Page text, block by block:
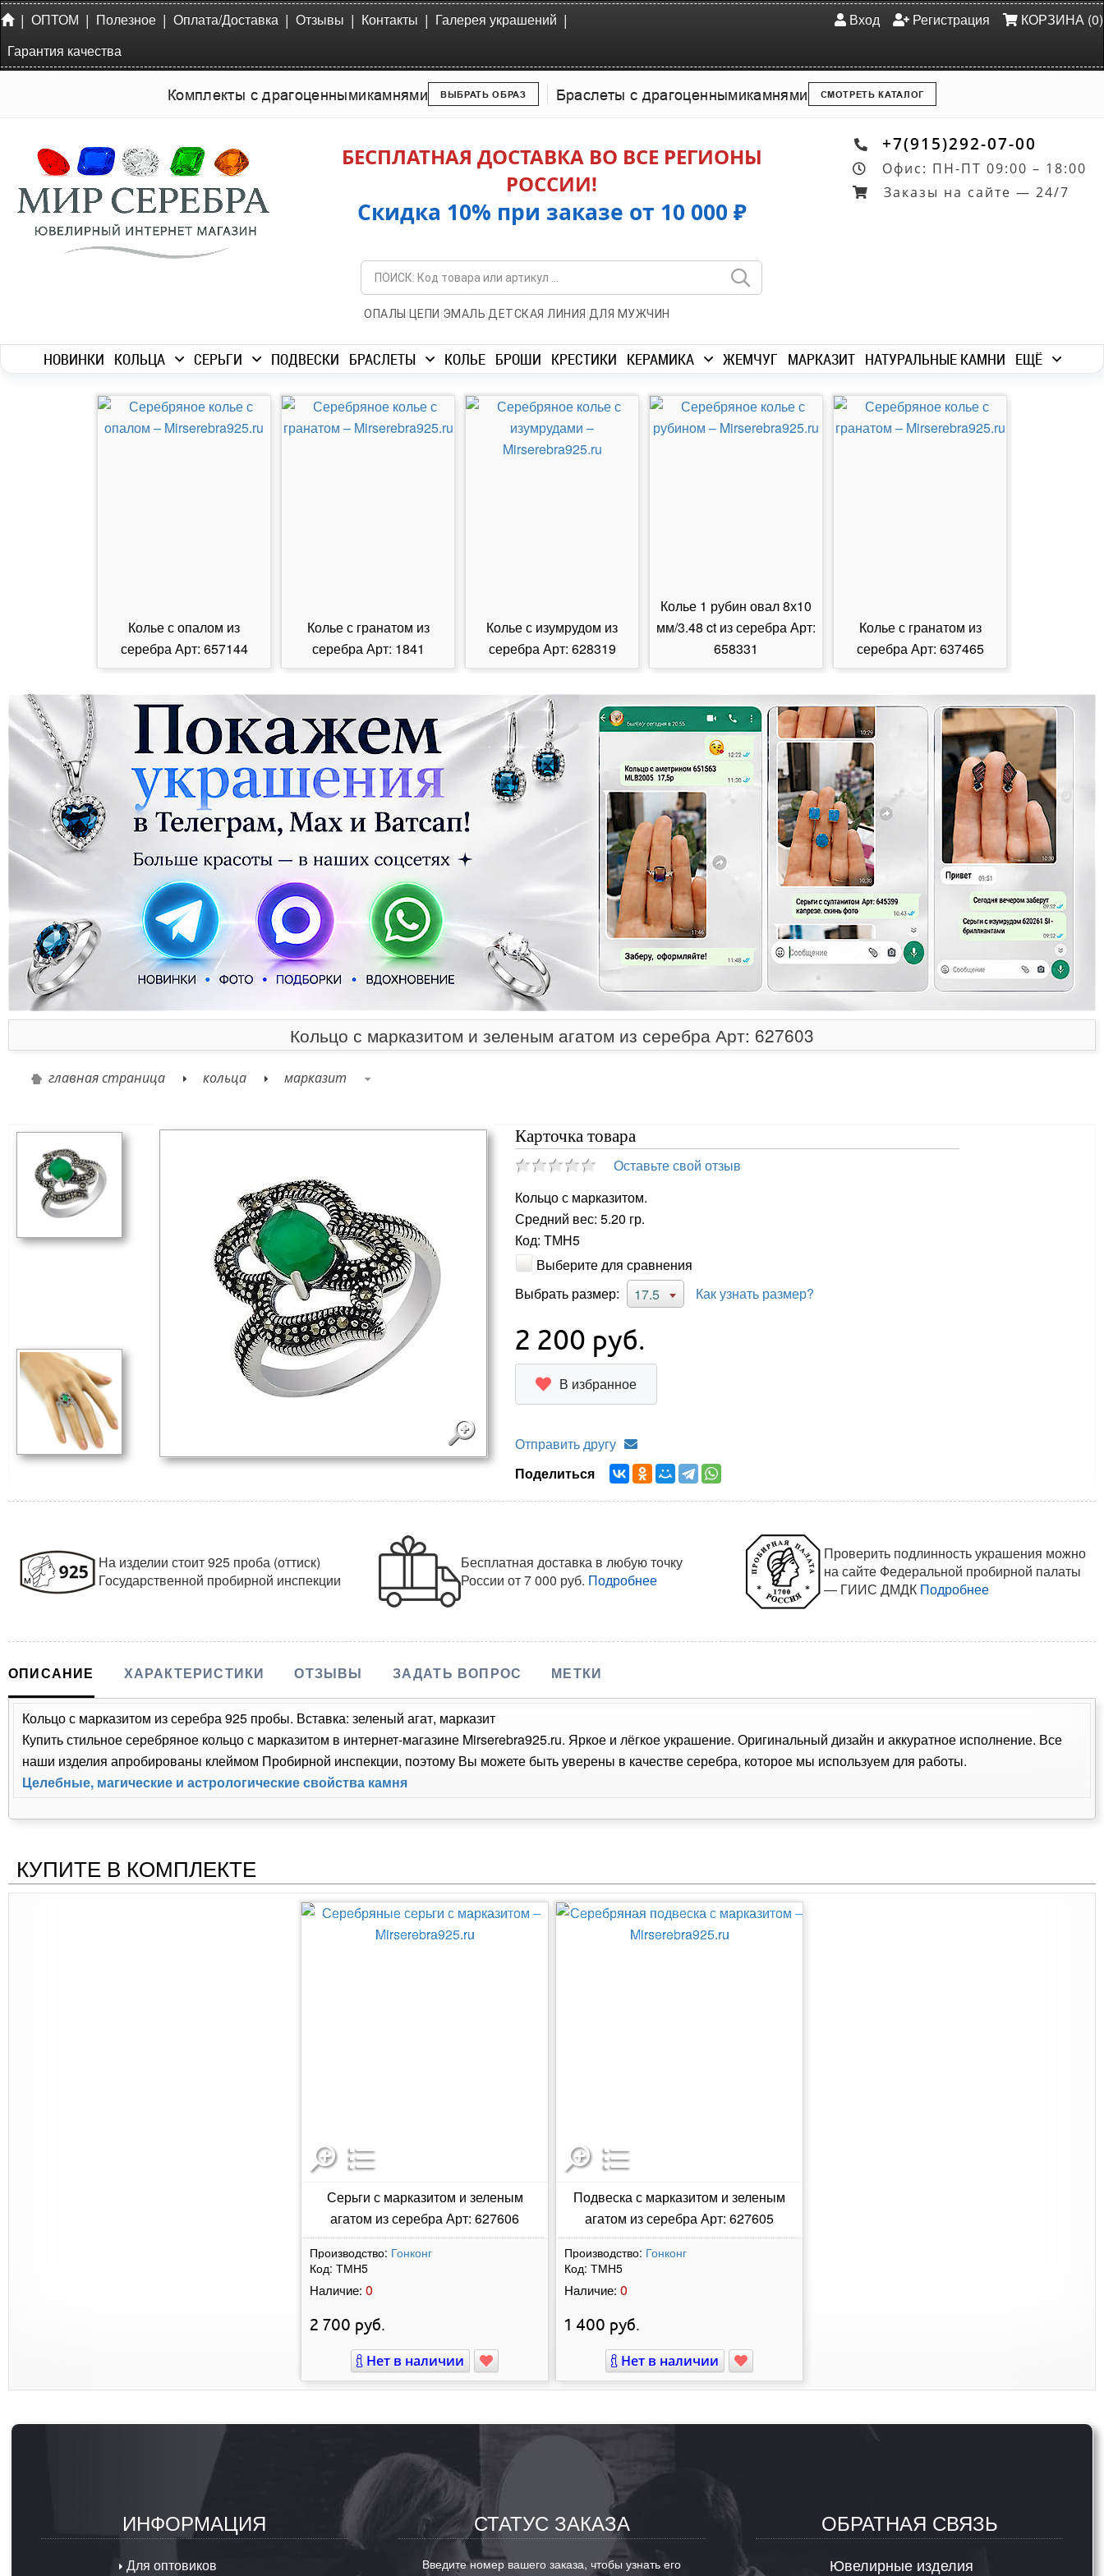
| ОПТОМ | Полезное | Оплата/Доставка | Отзывы | Контакты | Галерея украшений |
Гарантия качества
Вход Регистрация КОРЗИНА (0)
Комплекты с драгоценнымикамнями ВЫБРАТЬ ОБРАЗ Браслеты с драгоценнымикамнями СМОТРЕТЬ КАТАЛОГ
БЕСПЛАТНАЯ ДОСТАВКА ВО ВСЕ РЕГИОНЫ
РОССИИ!
Скидка 10% при заказе от 10 000 ₽
ОПАЛЫ | ЦЕПИ |ЭМАЛЬ|ДЕТСКАЯ ЛИНИЯ |ДЛЯ МУЖЧИН
+7(915)292-07-00
Офис: ПН-ПТ 09:00 – 18:00
Заказы на сайте — 24/7
НОВИНКИ КОЛЬЦА СЕРЬГИ ПОДВЕСКИ БРАСЛЕТЫ КОЛЬЕ БРОШИ КРЕСТИКИ КЕРАМИКА ЖЕМЧУГ МАРКАЗИТ НАТУРАЛЬНЫЕ КАМНИ ЕЩЁ
Колье с опалом из
серебра Арт: 657144
Колье с гранатом из
серебра Арт: 1841
Колье с изумрудом из
серебра Арт: 628319
Колье 1 рубин овал 8х10
мм/3.48 ct из серебра Арт:
658331
Колье с гранатом из
серебра Арт: 637465
Кольцо с марказитом и зеленым агатом из серебра Арт: 627603
главная страница кольца марказит
Карточка товара
Оставьте свой отзыв
Кольцо с марказитом.
Средний вес: 5.20 гр.
Код: ТМН5
Выберите для сравнения
Выбрать размер:
17.5 Как узнать размер?
2 200 руб.
В избранное
Отправить другу
Поделиться
На изделии стоит 925 проба (оттиск)
Государственной пробирной инспекции
Бесплатная доставка в любую точку
Россииот 7 000 руб. Подробнее
Проверить подлинность украшения можно
на сайте Федеральной пробирной палаты
— ГИИС ДМДК Подробнее
ОПИСАНИЕ ХАРАКТЕРИСТИКИ ОТЗЫВЫ ЗАДАТЬ ВОПРОС МЕТКИ
Кольцо с марказитом из серебра 925 пробы. Вставка: зеленый агат, марказит
Купить стильное серебряное кольцо с марказитом в интернет-магазине Mirserebra925.ru. Яркое и лёгкое украшение. Оригинальный дизайн и аккуратное исполнение. Все
наши изделия апробированы клеймом Пробирной инспекции, поэтому Вы можете быть уверены в качестве серебра, которое мы используем для работы.
Целебные, магические и астрологические свойства камня
КУПИТЕ В КОМПЛЕКТЕ
Серьги с марказитом и зеленым
агатом из серебра Арт: 627606
Производство: Гонконг
Код: ТМН5
Наличие: 0
2 700 руб.
Нет в наличии
Подвеска с марказитом и зеленым
агатом из серебра Арт: 627605
Производство: Гонконг
Код: ТМН5
Наличие: 0
1 400 руб.
Нет в наличии
ИНФОРМАЦИЯ
Для оптовиков
СТАТУС ЗАКАЗА
Введите номер вашего заказа, чтобы узнать его
ОБРАТНАЯ СВЯЗЬ
Ювелирные изделия